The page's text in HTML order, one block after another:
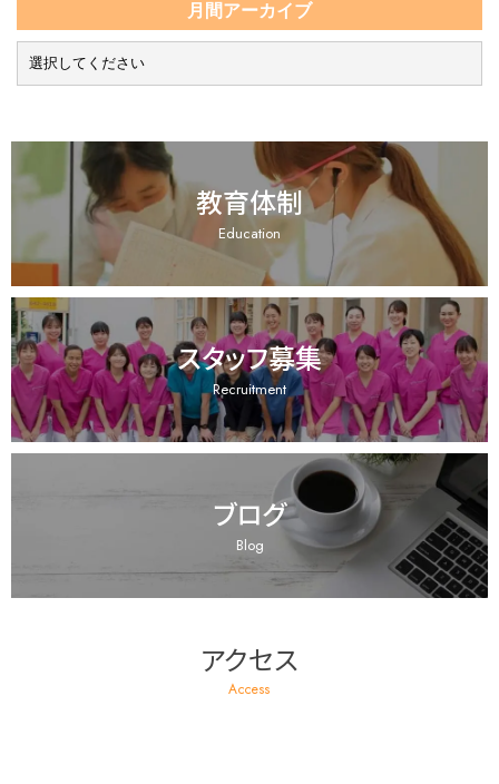
月間アーカイブ
教育体制
Education
スタッフ募集
Recruitment
ブログ
Blog
アクセス
Access